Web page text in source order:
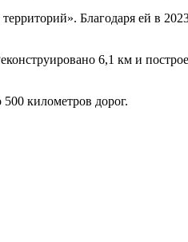
Благодаря ей в
6,1 км и
километров дорог.